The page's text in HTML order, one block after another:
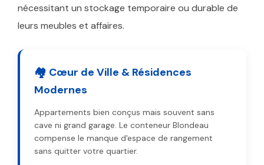
nécessitant un stockage temporaire ou durable de
leurs meubles et affaires.
🏘️ Cœur de Ville & Résidences
Modernes
Appartements bien conçus mais souvent sans
cave ni grand garage. Le conteneur Blondeau
compense le manque d'espace de rangement
sans quitter votre quartier.